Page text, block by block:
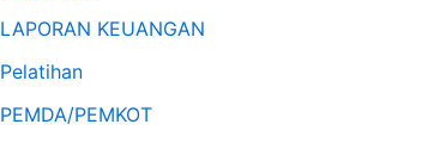
LAPORAN KEUANGAN
Pelatihan
PEMDA/PEMKOT